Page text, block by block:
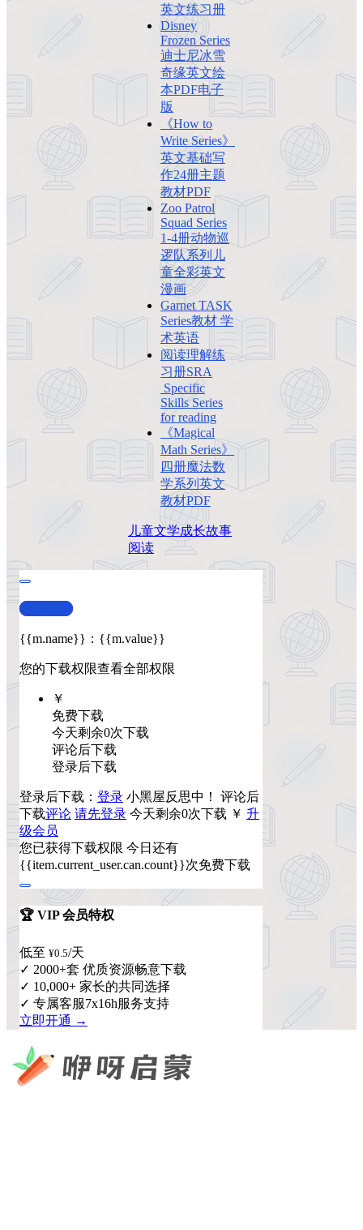
英文练习册
Disney
Frozen Series
迪士尼冰雪
奇缘英文绘
本PDF电子
版
《How to
Write Series》
英文基础写
作24册主题
教材PDF
Zoo Patrol
Squad Series
1-4册动物巡
逻队系列儿
童全彩英文
漫画
Garnet TASK
Series教材 学
术英语
阅读理解练
习册SRA
Specific
Skills Series
for reading
《Magical
Math Series》
四册魔法数
学系列英文
教材PDF
儿童文学成长故事
阅读
查看演示
{{m.name}} ： {{m.value}}
您的下载权限查看全部权限
￥
免费下载
今天剩余0次下载
评论后下载
登录后下载
登录后下载： 登录 小黑屋反思中！ 评论后
下载评论 请先登录 今天剩余0次下载 ￥ 升
级会员
您已获得下载权限 今日还有
{{item.current_user.can.count}}次免费下载
🏆 VIP 会员特权
低至 ¥0.5/天
✓ 2000+套 优质资源畅意下载
✓ 10,000+ 家长的共同选择
✓ 专属客服7x16h服务支持
立即开通 →